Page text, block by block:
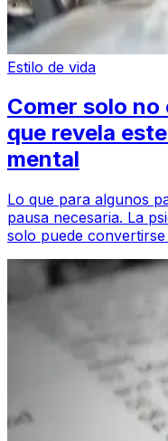
Estilo de vida
Comer solo
que revela
mental
Lo que para algunos
pausa necesaria. La
solo puede